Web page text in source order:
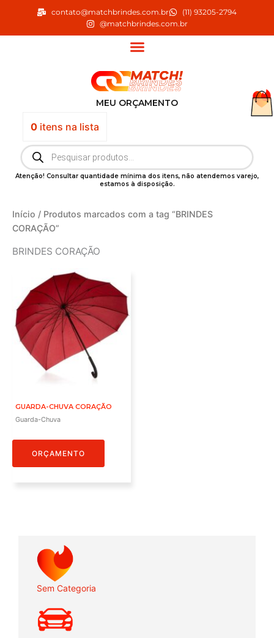
o
contato@matchbrindes.com.br
(11) 93205-2794
@matchbrindes.com.br
MEU ORÇAMENTO
0itens na lista
Pesquisar
produtos
Atenção! Consultar quantidade mínima dos itens, não atendemos varejo,
estamos à disposição.
Sem Categoria
Início / Produtos marcados com a tag “BRINDES
CORAÇÃO”
BRINDES CORAÇÃO
GUARDA-CHUVA CORAÇÃO
Guarda-Chuva
ORÇAMENTO